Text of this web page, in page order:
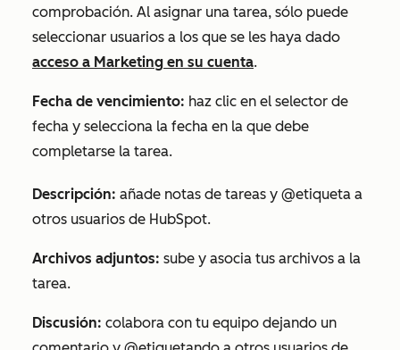
comprobación. Al asignar una tarea, sólo puede
seleccionar usuarios a los que se les haya dado
acceso a Marketing en su cuenta.
Fecha de vencimiento: haz clic en el selector de
fecha y selecciona la fecha en la que debe
completarse la tarea.
Descripción: añade notas de tareas y @etiqueta a
otros usuarios de HubSpot.
Archivos adjuntos: sube y asocia tus archivos a la
tarea.
Discusión: colabora con tu equipo dejando un